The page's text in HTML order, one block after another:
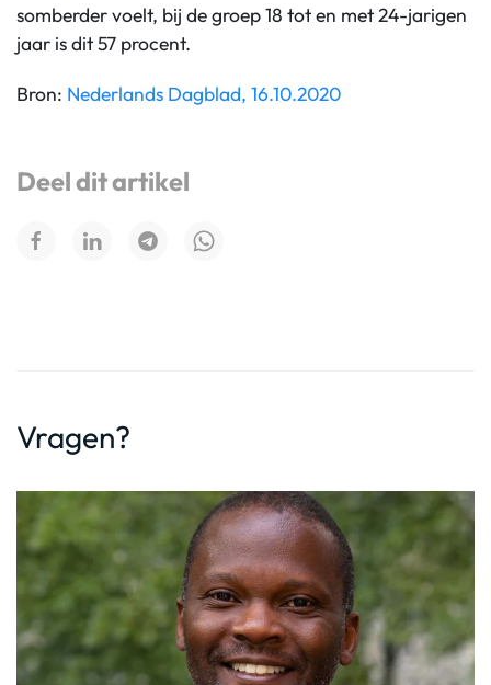
somberder voelt, bij de groep 18 tot en met 24-jarigen
jaar is dit 57 procent.
Bron: Nederlands Dagblad, 16.10.2020
Deel dit artikel
Vragen?